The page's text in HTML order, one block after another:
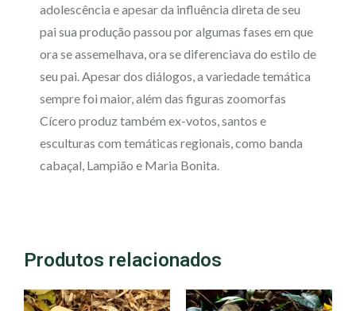
adolescência e apesar da influência direta de seu
pai sua produção passou por algumas fases em que
ora se assemelhava, ora se diferenciava do estilo de
seu pai. Apesar dos diálogos, a variedade temática
sempre foi maior, além das figuras zoomorfas
Cícero produz também ex-votos, santos e
esculturas com temáticas regionais, como banda
cabaçal, Lampião e Maria Bonita.
Produtos relacionados